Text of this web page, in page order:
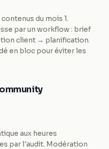
du mois 1.
par un workflow : brief
client → planification.
en bloc pour éviter les
aux heures
par l'audit. Modération